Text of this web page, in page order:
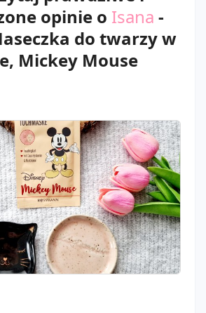
opinie o Isana -
do twarzy w
Mickey Mouse